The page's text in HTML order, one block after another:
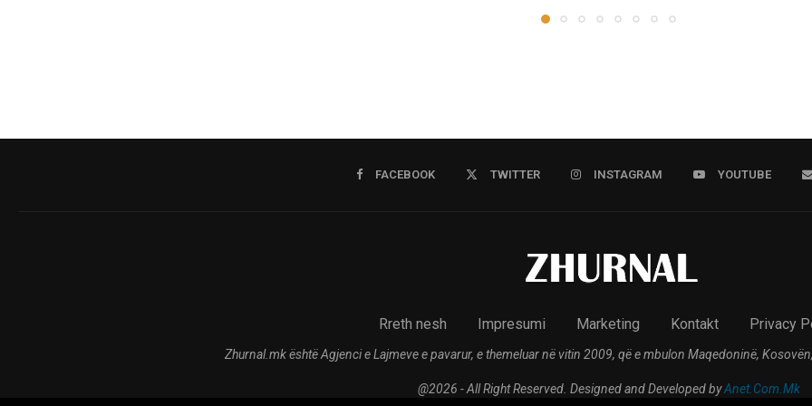
FACEBOOK TWITTER INSTAGRAM YOUTUBE
Rreth nesh Impresumi Marketing Kontakt Privacy
Zhurnal.mk është Agjenci e Lajmeve e pavarur, e themeluar në vitin 2009, që e mbulon Maqedoninë,
@2026 - All Right Reserved. Designed and Developed byAnet.Com.Mk